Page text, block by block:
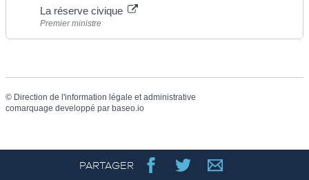
La réserve civique
Premier ministre
© Direction de l'information légale et administrative
comarquage developpé par baseo.io
PARTAGER